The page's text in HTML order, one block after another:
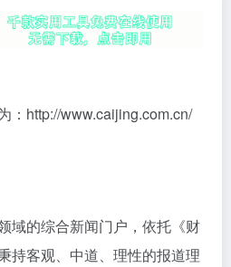
： http://www.caijing.com.cn/
域的综合新闻门户，依托《财
持客观、中道、理性的报道理